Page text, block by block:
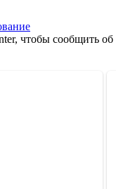
чтобы сообщить об